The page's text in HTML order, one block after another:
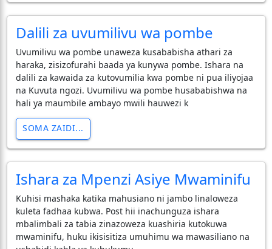
Dalili za uvumilivu wa pombe
Uvumilivu wa pombe unaweza kusababisha athari za
haraka, zisizofurahi baada ya kunywa pombe. Ishara na
dalili za kawaida za kutovumilia kwa pombe ni pua iliyojaa
na Kuvuta ngozi. Uvumilivu wa pombe husababishwa na
hali ya maumbile ambayo mwili hauwezi k
SOMA ZAIDI...
Ishara za Mpenzi Asiye Mwaminifu
​Kuhisi mashaka katika mahusiano ni jambo linaloweza
kuleta fadhaa kubwa. Post hii inachunguza ishara
mbalimbali za tabia zinazoweza kuashiria kutokuwa
mwaminifu, huku ikisisitiza umuhimu wa mawasiliano na